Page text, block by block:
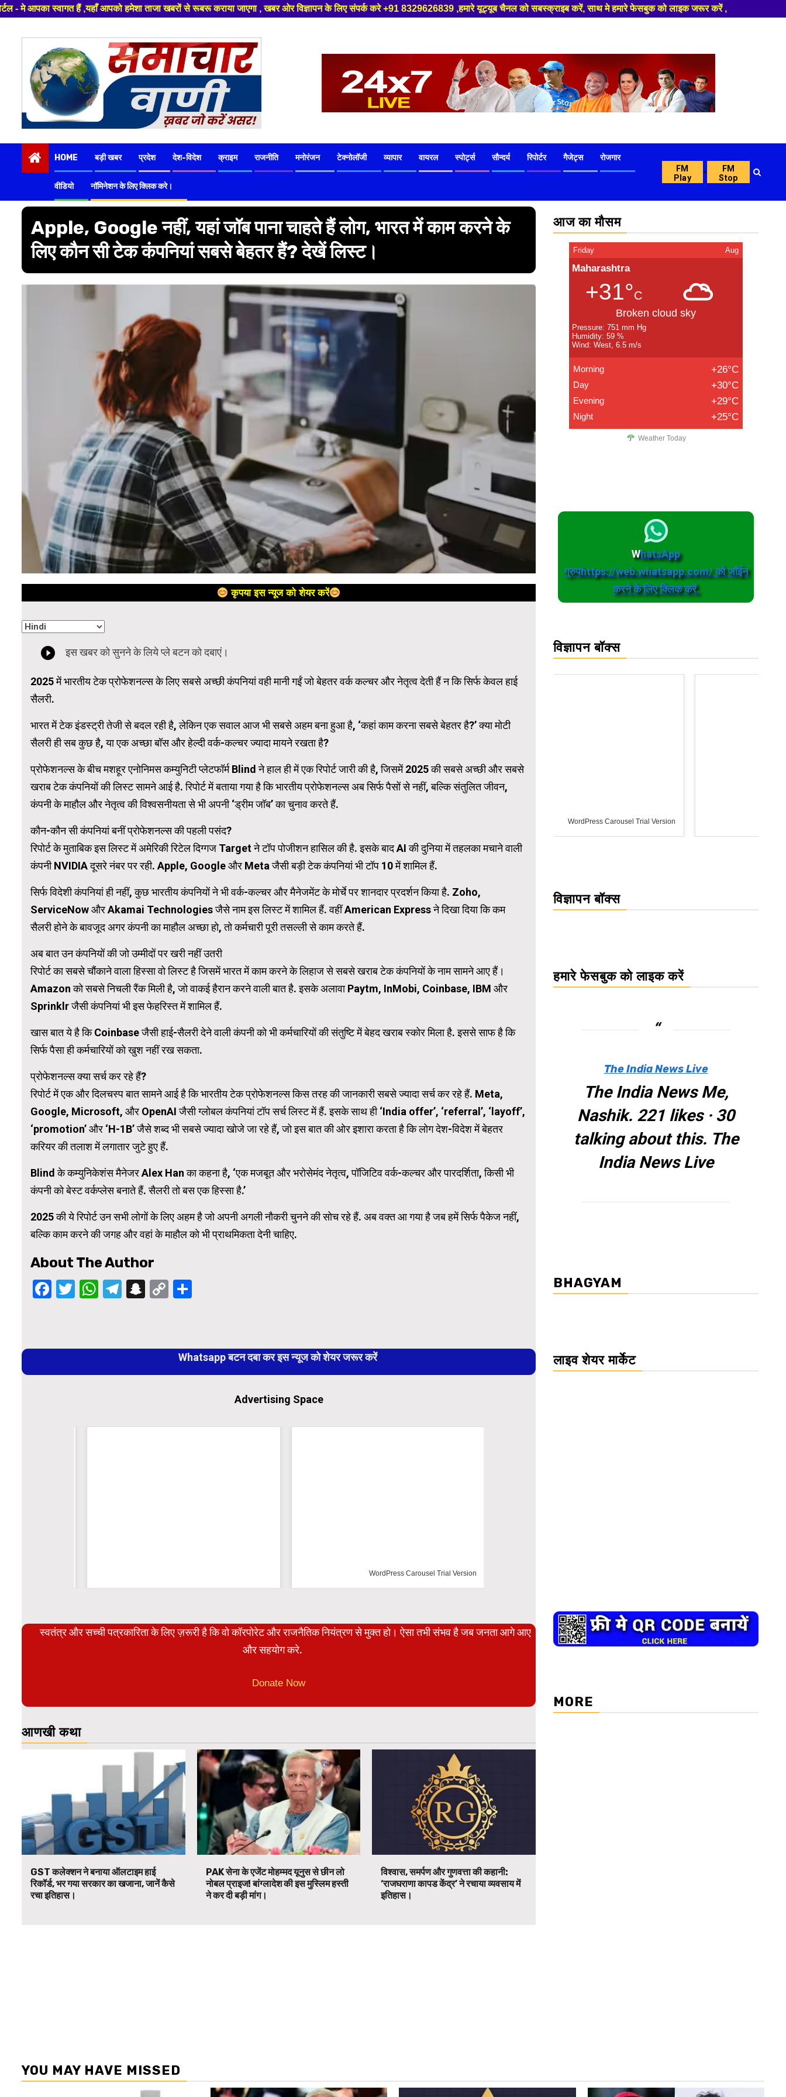
हमेशा ताजा खबरों से रूबरू कराया जाएगा , खबर ओर विज्ञापन के लिए संपर्क करे +91 8329626839 ,हमारे यूट्यूब चैनल को सबस्क्राइब करें, साथ मे हमारे फेसबुक को लाइक जरूर करें ,
content
HOME बड़ी खबर प्रदेश देश-विदेश क्राइम राजनीति मनोरंजन टेक्नोलॉजी व्यापार वायरल स्पोर्ट्स सौन्दर्य रिपोर्टर गैजेट्स रोजगार
वीडियो नॉमिनेशन के लिए क्लिक करे।
FM
Play
-
FM
Stop
Apple, Google नहीं, यहां जॉब पाना चाहते हैं लोग, भारत में काम करने के
लिए कौन सी टेक कंपनियां सबसे बेहतर हैं? देखें लिस्ट।
कृपया इस न्यूज को शेयर करें
2025 में भारतीय टेक प्रोफेशनल्स के लिए सबसे अच्छी कंपनियां वही मानी गईं जो बेहतर वर्क कल्चर और नेतृत्व देती हैं न कि सिर्फ केवल हाई
सैलरी.
भारत में टेक इंडस्ट्री तेजी से बदल रही है, लेकिन एक सवाल आज भी सबसे अहम बना हुआ है, ‘कहां काम करना सबसे बेहतर है?’ क्या मोटी
सैलरी ही सब कुछ है, या एक अच्छा बॉस और हेल्दी वर्क-कल्चर ज्यादा मायने रखता है?
प्रोफेशनल्स के बीच मशहूर एनोनिमस कम्युनिटी प्लेटफॉर्म Blind ने हाल ही में एक रिपोर्ट जारी की है, जिसमें 2025 की सबसे अच्छी और सबसे
खराब टेक कंपनियों की लिस्ट सामने आई है. रिपोर्ट में बताया गया है कि भारतीय प्रोफेशनल्स अब सिर्फ पैसों से नहीं, बल्कि संतुलित जीवन,
कंपनी के माहौल और नेतृत्व की विश्वसनीयता से भी अपनी ‘ड्रीम जॉब’ का चुनाव करते हैं.
कौन-कौन सी कंपनियां बनीं प्रोफेशनल्स की पहली पसंद?
रिपोर्ट के मुताबिक इस लिस्ट में अमेरिकी रिटेल दिग्गज Target ने टॉप पोजीशन हासिल की है. इसके बाद AI की दुनिया में तहलका मचाने वाली
कंपनी NVIDIA दूसरे नंबर पर रही. Apple, Google और Meta जैसी बड़ी टेक कंपनियां भी टॉप 10 में शामिल हैं.
सिर्फ विदेशी कंपनियां ही नहीं, कुछ भारतीय कंपनियों ने भी वर्क-कल्चर और मैनेजमेंट के मोर्चे पर शानदार प्रदर्शन किया है. Zoho,
ServiceNow और Akamai Technologies जैसे नाम इस लिस्ट में शामिल हैं. वहीं American Express ने दिखा दिया कि कम
सैलरी होने के बावजूद अगर कंपनी का माहौल अच्छा हो, तो कर्मचारी पूरी तसल्ली से काम करते हैं.
अब बात उन कंपनियों की जो उम्मीदों पर खरी नहीं उतरी
रिपोर्ट का सबसे चौंकाने वाला हिस्सा वो लिस्ट है जिसमें भारत में काम करने के लिहाज से सबसे खराब टेक कंपनियों के नाम सामने आए हैं।
Amazon को सबसे निचली रैंक मिली है, जो वाकई हैरान करने वाली बात है. इसके अलावा Paytm, InMobi, Coinbase, IBM और
Sprinklr जैसी कंपनियां भी इस फेहरिस्त में शामिल हैं.
खास बात ये है कि Coinbase जैसी हाई-सैलरी देने वाली कंपनी को भी कर्मचारियों की संतुष्टि में बेहद खराब स्कोर मिला है. इससे साफ है कि
सिर्फ पैसा ही कर्मचारियों को खुश नहीं रख सकता.
प्रोफेशनल्स क्या सर्च कर रहे हैं?
रिपोर्ट में एक और दिलचस्प बात सामने आई है कि भारतीय टेक प्रोफेशनल्स किस तरह की जानकारी सबसे ज्यादा सर्च कर रहे हैं. Meta,
Google, Microsoft, और OpenAI जैसी ग्लोबल कंपनियां टॉप सर्च लिस्ट में हैं. इसके साथ ही ‘India offer’, ‘referral’, ‘layoff’,
‘promotion’ और ‘H-1B’ जैसे शब्द भी सबसे ज्यादा खोजे जा रहे हैं, जो इस बात की ओर इशारा करता है कि लोग देश-विदेश में बेहतर
करियर की तलाश में लगातार जुटे हुए हैं.
Blind के कम्युनिकेशंस मैनेजर Alex Han का कहना है, ‘एक मजबूत और भरोसेमंद नेतृत्व, पॉजिटिव वर्क-कल्चर और पारदर्शिता, किसी भी
कंपनी को बेस्ट वर्कप्लेस बनाते हैं. सैलरी तो बस एक हिस्सा है.’
2025 की ये रिपोर्ट उन सभी लोगों के लिए अहम है जो अपनी अगली नौकरी चुनने की सोच रहे हैं. अब वक्त आ गया है जब हमें सिर्फ पैकेज नहीं,
बल्कि काम करने की जगह और वहां के माहौल को भी प्राथमिकता देनी चाहिए.
About The Author
Facebook
Twitter
WhatsApp
Telegram
Snapchat
Copy
Reading
Whatsapp बटन दबा कर इस न्यूज को शेयर जरूर करें
Advertising Space
स्वतंत्र और सच्ची पत्रकारिता के लिए ज़रूरी है कि वो कॉरपोरेट और राजनैतिक नियंत्रण से मुक्त हो। ऐसा तभी संभव है जब जनता आगे आए
और सहयोग करे.
Donate Now
आणखी कथा
GST कलेक्शन ने बनाया ऑलटाइम हाई
रिकॉर्ड, भर गया सरकार का खजाना, जानें कैसे
रचा इतिहास।
PAK सेना के एजेंट मोहम्मद यूनुस से छीन लो
नोबल प्राइज! बांग्लादेश की इस मुस्लिम हस्ती
ने कर दी बड़ी मांग।
विश्वास, समर्पण और गुणवत्ता की कहानी:
‘राजघराणा कापड केंद्र’ ने रचाया व्यवसाय में
इतिहास।
आज का मौसम
Friday Aug
Maharashtra
+31°C
Broken cloud sky
Pressure: 751 mm Hg
Humidity: 59 %
Wind: West, 6.5 m/s
Morning +26°C
Day +30°C
Evening +29°C
Night +25°C
Weather Today
WhatsApp
ग्रुपhttps://web.whatsapp.com/ को जॉईन
करने के लिए क्लिक करें.
विज्ञापन बॉक्स
विज्ञापन बॉक्स
हमारे फेसबुक को लाइक करें
The India News Live
The India News Me,
Nashik. 221 likes · 30
talking about this. The
India News Live
BHAGYAM
लाइव शेयर मार्केट
MORE
YOU MAY HAVE MISSED